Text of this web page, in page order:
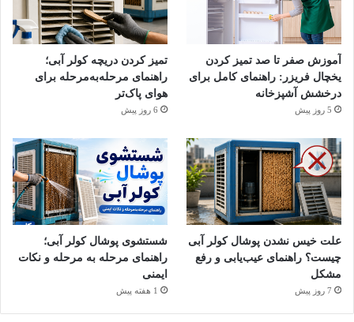
ضد عفونی کردن ماشین لباسشویی با جوش شیرین و سرکه
۴. تمیزکردن فیلتر و خروجی آب
برای تمیز کردن فیلتر لباسشویی باید آن را خاموش کنید و از برق
بکشید. مراحل زیر را با دقت پشت‌سر بگذارید تا فیلتر و خروجی آب
تمیز شوند:
جای فیلتر یا همان درپوش پایین دستگاه را باز کنید؛
یک لگن کوچک یا ظرف مناسب را زیر جای فیلتر بگذارید؛
فیلتر را بیرون بیاورید، پرزها و اشیای ریز احتمالی موجود
آموزش صفر تا صد تمیز کردن
یخچال فریزر: راهنمای کامل برای
درخشش آشپزخانه
5 روز پیش
تمیز کردن دریچه کولر آبی؛
راهنمای مرحله‌به‌مرحله برای
هوای پاک‌تر
6 روز پیش
علت خیس نشدن پوشال کولر آبی
چیست؟ راهنمای عیب‌یابی و رفع
مشکل
7 روز پیش
شستشوی پوشال کولر آبی؛
راهنمای مرحله به مرحله و نکات
ایمنی
1 هفته پیش